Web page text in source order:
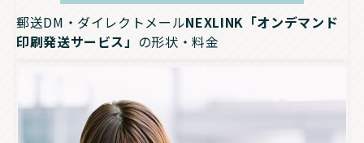
郵送DM・ダイレクトメールNEXLINK「オンデマンド
印刷発送サービス」 の形状・料金